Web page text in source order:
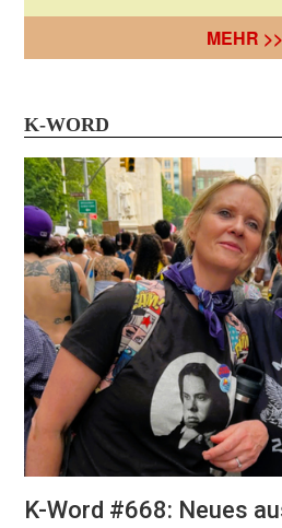
MEHR >>
K-WORD
K-Word #668: Neues